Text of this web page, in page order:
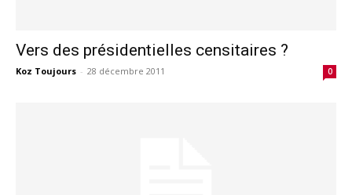
Vers des présidentielles censitaires ?
Koz Toujours - 28 décembre 2011 0